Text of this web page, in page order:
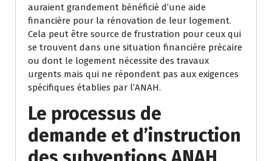
auraient grandement bénéficié d’une aide
financière pour la rénovation de leur logement.
Cela peut être source de frustration pour ceux qui
se trouvent dans une situation financière précaire
ou dont le logement nécessite des travaux
urgents mais qui ne répondent pas aux exigences
spécifiques établies par l’ANAH.
Le processus de
demande et d’instruction